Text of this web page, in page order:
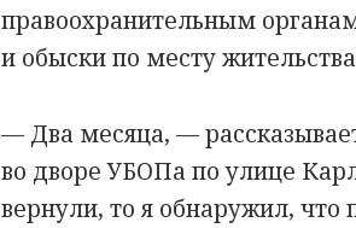
правоохранительным
и обыски по месту
— Два месяца, —
во дворе УБОПа по улице
вернули, то я обнаружил, что